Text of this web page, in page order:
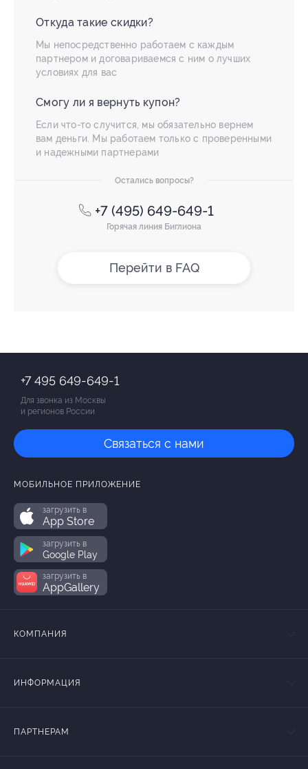
Откуда такие скидки?
Мы непосредственно работаем с каждым
партнером и договариваемся с ним о лучших
условиях для вас
Смогу ли я вернуть купон?
Если что-то случится, мы обязательно вернем
вам деньги. Мы работаем только с проверенными
и надежными партнерами
Остались вопросы?
+7 (495) 649-649-1
Горячая линия Биглиона
Перейти в FAQ
+7 495 649-649-1
Для звонка из Москвы
и регионов России
Связаться с нами
МОБИЛЬНОЕ ПРИЛОЖЕНИЕ
загрузить в
App Store
загрузить в
Google Play
загрузить в
AppGallery
КОМПАНИЯ
ИНФОРМАЦИЯ
ПАРТНЕРАМ